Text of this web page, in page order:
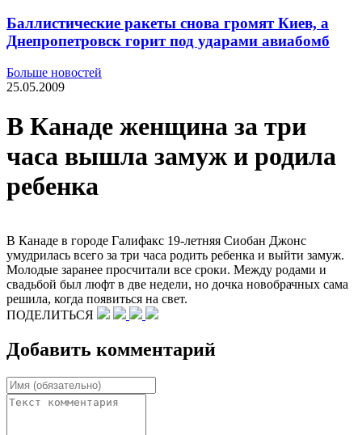
Баллистические ракеты снова громят Киев, а
Днепропетровск горит под ударами авиабомб
Больше новостей
25.05.2009
В Канаде женщина за три
часа вышла замуж и родила
ребенка
В Канаде в городе Галифакс 19-летняя Сиобан Джонс
умудрилась всего за три часа родить ребенка и выйти замуж.
Молодые заранее просчитали все сроки. Между родами и
свадьбой был люфт в две недели, но дочка новобрачных сама
решила, когда появиться на свет.
ПОДЕЛИТЬСЯ
Добавить комментарий